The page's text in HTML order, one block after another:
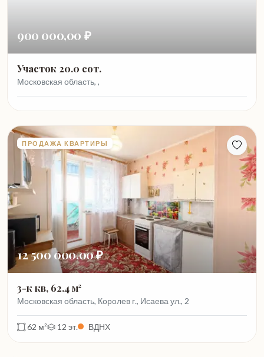
900 000,00 ₽
Участок 20.0 сот.
Московская область, ,
ПРОДАЖА КВАРТИРЫ
12 500 000,00 ₽
3-к кв, 62.4 м²
Московская область, Королев г., Исаева ул., 2
62 м² 12 эт. ВДНХ